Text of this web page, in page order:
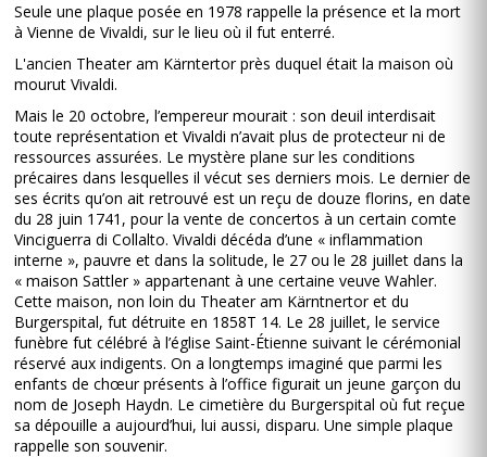
Seule une plaque posée en 1978 rappelle la présence et la mort
à Vienne de Vivaldi, sur le lieu où il fut enterré.
L'ancien Theater am Kärntertor près duquel était la maison où
mourut Vivaldi.
Mais le 20 octobre, l’empereur mourait : son deuil interdisait
toute représentation et Vivaldi n’avait plus de protecteur ni de
ressources assurées. Le mystère plane sur les conditions
précaires dans lesquelles il vécut ses derniers mois. Le dernier de
ses écrits qu’on ait retrouvé est un reçu de douze florins, en date
du 28 juin 1741, pour la vente de concertos à un certain comte
Vinciguerra di Collalto. Vivaldi décéda d’une « inflammation
interne », pauvre et dans la solitude, le 27 ou le 28 juillet dans la
« maison Sattler » appartenant à une certaine veuve Wahler.
Cette maison, non loin du Theater am Kärntnertor et du
Burgerspital, fut détruite en 1858T 14. Le 28 juillet, le service
funèbre fut célébré à l’église Saint-Étienne suivant le cérémonial
réservé aux indigents. On a longtemps imaginé que parmi les
enfants de chœur présents à l’office figurait un jeune garçon du
nom de Joseph Haydn. Le cimetière du Burgerspital où fut reçue
sa dépouille a aujourd’hui, lui aussi, disparu. Une simple plaque
rappelle son souvenir.